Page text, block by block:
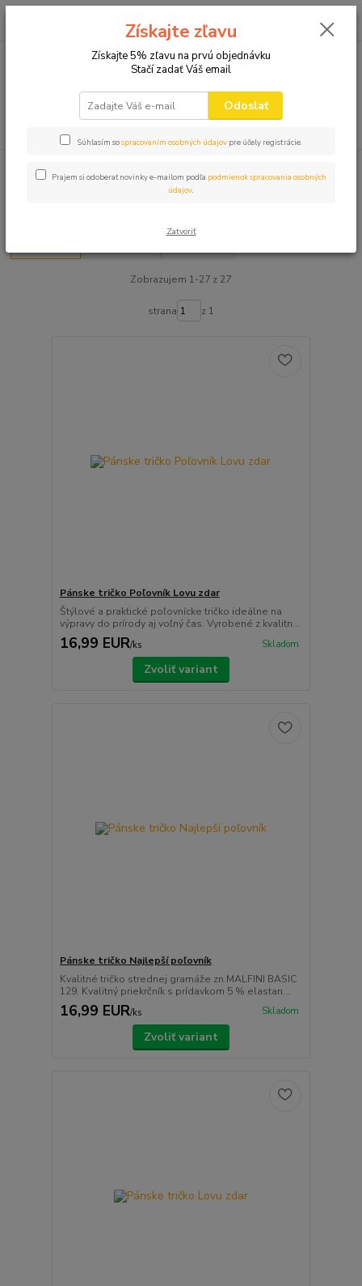
0,00 EUR
DARČEKY PRE TURISTU
Zobrazujem 1-27 z 27
strana z 1
Pánske tričko Poľovník Lovu zdar
Štýlové a praktické poľovnícke tričko ideálne na
výpravy do prírody aj voľný čas. Vyrobené z kvalitn...
16,99 EUR/ks Skladom
Zvoliť variant
Pánske tričko Najlepší poľovník
Kvalitné tričko strednej gramáže zn.MALFINI BASIC
129. Kvalitný priekrčník s prídavkom 5 % elastan...
16,99 EUR/ks Skladom
Zvoliť variant
Získajte zľavu
Získajte 5% zľavu na prvú objednávku
Stačí zadať Váš email
Odoslať
Súhlasím sospracovaním osobných údajov pre účely registrácie.
Prajem si odoberať novinky e-mailom podľa podmienok spracovania osobných
údajov.
Zatvoriť